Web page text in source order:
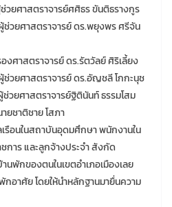
วยศาสตราจารย์ศศิธร ขันติธรางกูร
ช่วยศาสตราจารย์ ดร.พยุงพร ศรีจัน
งศาสตราจารย์ ดร.รัตวัลย์ ศิริเลี้ยง
ช่วยศาสตราจารย์ ดร.อัญชลี โกกะนุช
วยศาสตราจารย์ฐิตินันท์ ธรรมโสม
ยชาติชาย โสภา
รือนในสถาบันอุดมศึกษา พนักงานใน
าร และลูกจ้างประจำ สังกัด
นพักของตนในเขตอำเภอเมืองเลย
กอาศัย โดยให้นำหลักฐานมายื่นความ